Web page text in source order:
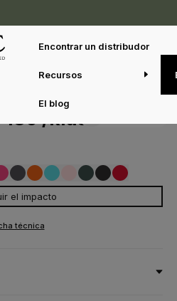
Encontrar un distribudor
Recursos
El blog
B&C MY POLO 180 /kids
180 /kids
670
233
TURQUOISE
302
548
el impacto
técnica